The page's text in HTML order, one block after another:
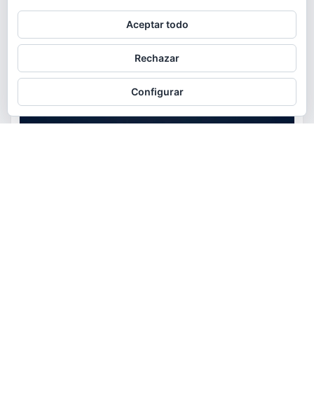
Aceptar todo
Rechazar
Configurar
Para obtener más información, incluido cómo gestionar las cookies,